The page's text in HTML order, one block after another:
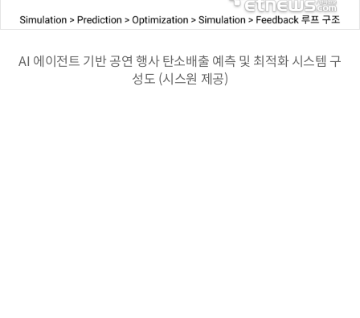
AI 에이전트 기반 공연 행사 탄소배출 예측 및 최적화 시스템 구
성도 (시스원 제공)